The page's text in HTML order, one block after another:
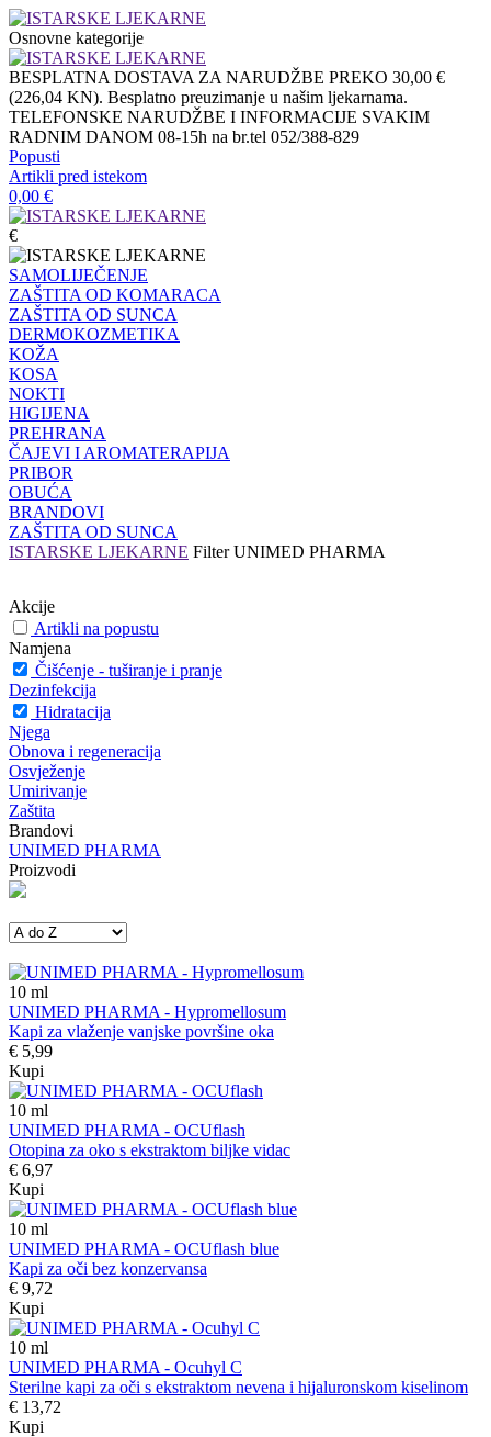
Osnovne kategorije
BESPLATNA DOSTAVA ZA NARUDŽBE PREKO 30,00 €
(226,04 KN). Besplatno preuzimanje u našim ljekarnama.
TELEFONSKE NARUDŽBE I INFORMACIJE SVAKIM
RADNIM DANOM 08-15h na br.tel 052/388-829
Popusti
Artikli pred istekom
0,00 €
€
SAMOLIJEČENJE
ZAŠTITA OD KOMARACA
ZAŠTITA OD SUNCA
DERMOKOZMETIKA
KOŽA
KOSA
NOKTI
HIGIJENA
PREHRANA
ČAJEVI I AROMATERAPIJA
PRIBOR
OBUĆA
BRANDOVI
ZAŠTITA OD SUNCA
ISTARSKE LJEKARNE Filter UNIMED PHARMA
Akcije
Artikli na popustu
Namjena
Čišćenje - tuširanje i pranje
Dezinfekcija
Hidratacija
Njega
Obnova i regeneracija
Osvježenje
Umirivanje
Zaštita
Brandovi
UNIMED PHARMA
Proizvodi
10 ml
UNIMED PHARMA - Hypromellosum
Kapi za vlaženje vanjske površine oka
€ 5,99
Kupi
10 ml
UNIMED PHARMA - OCUflash
Otopina za oko s ekstraktom biljke vidac
€ 6,97
Kupi
10 ml
UNIMED PHARMA - OCUflash blue
Kapi za oči bez konzervansa
€ 9,72
Kupi
10 ml
UNIMED PHARMA - Ocuhyl C
Sterilne kapi za oči s ekstraktom nevena i hijaluronskom kiselinom
€ 13,72
Kupi